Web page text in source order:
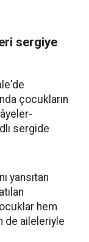
sergiye
çocukların
sergide
yansıtan
hem
de aileleriyle